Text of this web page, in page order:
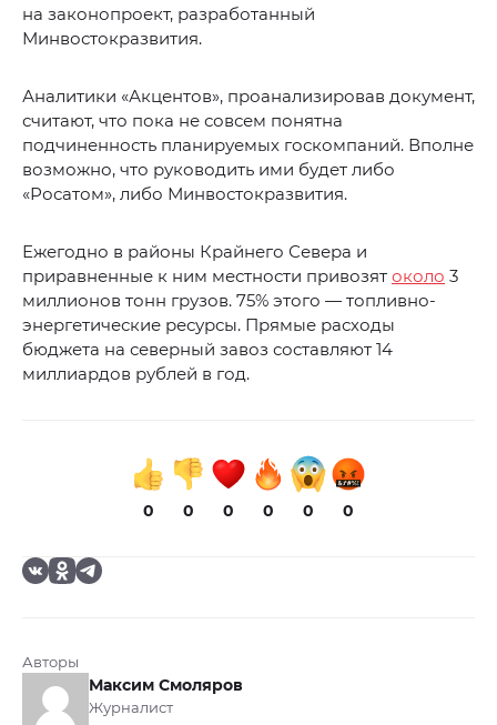
на законопроект, разработанный
Минвостокразвития.
Аналитики «Акцентов», проанализировав документ,
считают, что пока не совсем понятна
подчиненность планируемых госкомпаний. Вполне
возможно, что руководить ими будет либо
«Росатом», либо Минвостокразвития.
Ежегодно в районы Крайнего Севера и
приравненные к ним местности привозят около 3
миллионов тонн грузов. 75% этого — топливно-
энергетические ресурсы. Прямые расходы
бюджета на северный завоз составляют 14
миллиардов рублей в год.
0 0 0 0 0 0
Авторы
Максим Смоляров
Журналист